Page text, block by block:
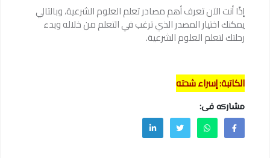
إذًا أنت الآن تعرف أهم مصادر تعلم العلوم الشرعية، وبالتالي
يمكنك اختيار المصدر الذي ترغب في التعلم من خلاله وبدء
رحلتك لتعلم العلوم الشرعية.
الكاتبة: إسراء شحته
مشاركه فى: